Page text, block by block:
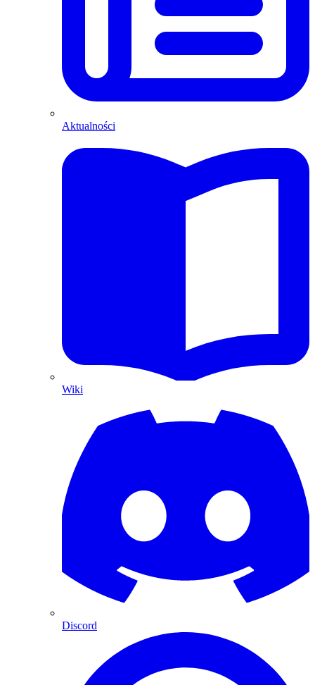
Aktualności
Wiki
Discord